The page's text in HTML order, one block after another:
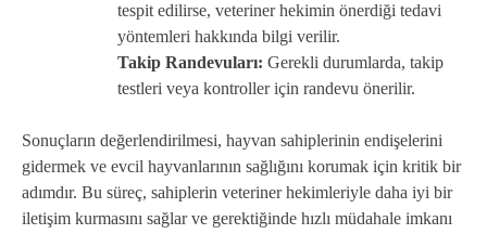
tespit edilirse, veteriner hekimin önerdiği tedavi
yöntemleri hakkında bilgi verilir.
Takip Randevuları: Gerekli durumlarda, takip
testleri veya kontroller için randevu önerilir.
Sonuçların değerlendirilmesi, hayvan sahiplerinin endişelerini
gidermek ve evcil hayvanlarının sağlığını korumak için kritik bir
adımdır. Bu süreç, sahiplerin veteriner hekimleriyle daha iyi bir
iletişim kurmasını sağlar ve gerektiğinde hızlı müdahale imkanı